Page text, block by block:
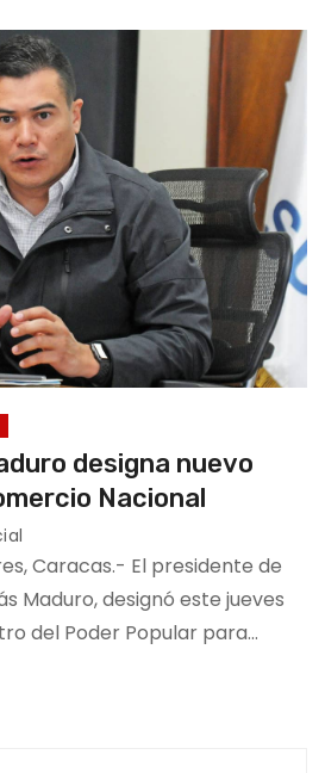
designa nuevo
Nacional
Caracas.- El presidente de
Maduro, designó este jueves
del Poder Popular para…